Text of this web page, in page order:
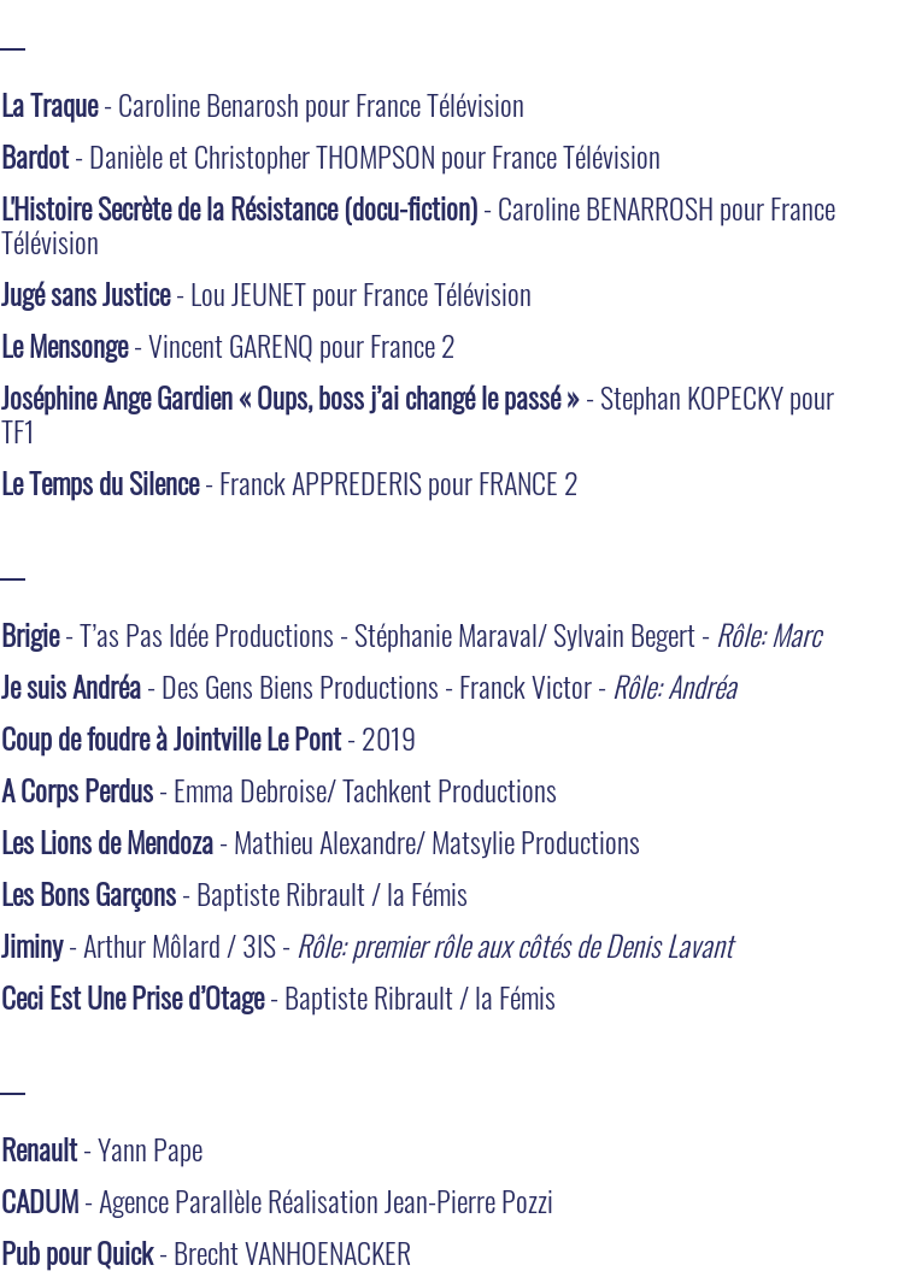
La Traque- Caroline Benarosh pour France Télévision
Bardot- Danièle et Christopher THOMPSON pour France Télévision
L'Histoire Secrète de la Résistance (docu-fiction)- Caroline BENARROSH pour France
Télévision
Jugé sans Justice- Lou JEUNET pour France Télévision
Le Mensonge- Vincent GARENQ pour France 2
Joséphine Ange Gardien « Oups, boss j’ai changé le passé »- Stephan KOPECKY pour
TF1
Le Temps du Silence- Franck APPREDERIS pour FRANCE 2
Brigie- T’as Pas Idée Productions - Stéphanie Maraval/ Sylvain Begert -Rôle: Marc
Je suis Andréa- Des Gens Biens Productions - Franck Victor -Rôle: Andréa
Coup de foudre à Jointville Le Pont- 2019
A Corps Perdus- Emma Debroise/ Tachkent Productions
Les Lions de Mendoza- Mathieu Alexandre/ Matsylie Productions
Les Bons Garçons- Baptiste Ribrault / la Fémis
Jiminy- Arthur Môlard / 3IS -Rôle: premier rôle aux côtés de Denis Lavant
Ceci Est Une Prise d’Otage- Baptiste Ribrault / la Fémis
Renault- Yann Pape
CADUM- Agence Parallèle Réalisation Jean-Pierre Pozzi
Pub pour Quick- Brecht VANHOENACKER